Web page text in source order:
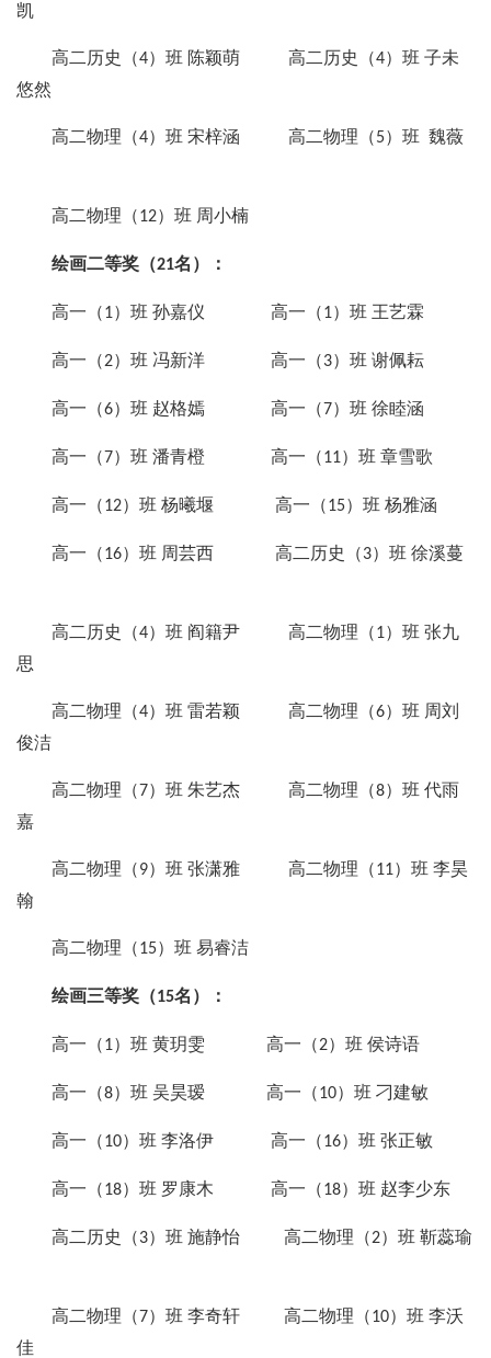
凯
高二历史（4）班 陈颖萌 高二历史（4）班 子未
悠然
高二物理（4）班 宋梓涵 高二物理（5）班 魏薇
高二物理（12）班 周小楠
绘画二等奖（21名）：
高一（1）班 孙嘉仪 高一（1）班 王艺霖
高一（2）班 冯新洋 高一（3）班 谢佩耘
高一（6）班 赵格嫣 高一（7）班 徐睦涵
高一（7）班 潘青橙 高一（11）班 章雪歌
高一（12）班 杨曦堰 高一（15）班 杨雅涵
高一（16）班 周芸西 高二历史（3）班 徐溪蔓
高二历史（4）班 阎籍尹 高二物理（1）班 张九
思
高二物理（4）班 雷若颖 高二物理（6）班 周刘
俊洁
高二物理（7）班 朱艺杰 高二物理（8）班 代雨
嘉
高二物理（9）班 张潇雅 高二物理（11）班 李昊
翰
高二物理（15）班 易睿洁
绘画三等奖（15名）：
高一（1）班 黄玥雯 高一（2）班 侯诗语
高一（8）班 吴昊瑷 高一（10）班 刁建敏
高一（10）班 李洛伊 高一（16）班 张正敏
高一（18）班 罗康木 高一（18）班 赵李少东
高二历史（3）班 施静怡 高二物理（2）班 靳蕊瑜
高二物理（7）班 李奇轩 高二物理（10）班 李沃
佳